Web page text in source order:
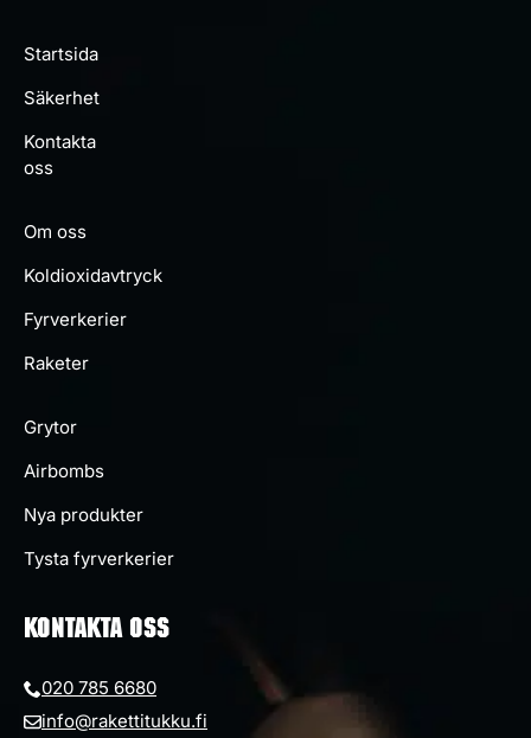
Startsida
Säkerhet
Kontakta
oss
Om oss
Koldioxidavtryck
Fyrverkerier
Raketer
Grytor
Airbombs
Nya produkter
Tysta fyrverkerier
KONTAKTA OSS
020 785 6680
info@rakettitukku.fi